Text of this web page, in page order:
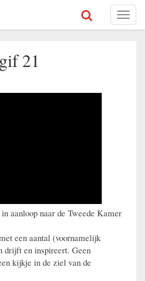
21
aanloop naar de Tweede Kamer
een aantal (voornamelijk
drijft en inspireert. Geen
kijkje in de ziel van de